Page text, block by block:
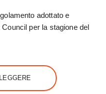
adottato e
per la stagione del